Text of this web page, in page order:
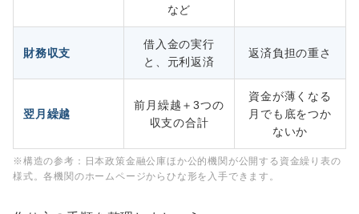
など
財務収支
借入金の実行
と、元利返済
返済負担の重さ
翌月繰越
前月繰越＋3つの
収支の合計
資金が薄くなる
月でも底をつか
ないか
※構造の参考：日本政策金融公庫ほか公的機関が公開する資金繰り表の
様式。各機関のホームページからひな形を入手できます。